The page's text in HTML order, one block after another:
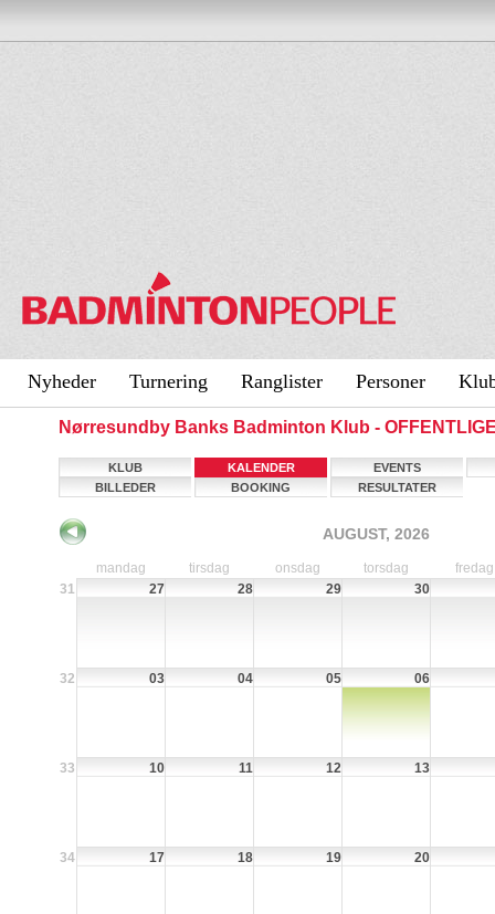
Nyheder Turnering Ranglister Personer
Nørresundby Banks Badminton Klub -
KLUB KALENDER
EVENTS
BILLEDER
BOOKING RESULTATER
AUGUST, 2026
mandag tirsdag onsdag torsdag
fredag
31
27 28 29 30
32 03 04 05 06
33 10 11 12 13
34 17 18 19 20